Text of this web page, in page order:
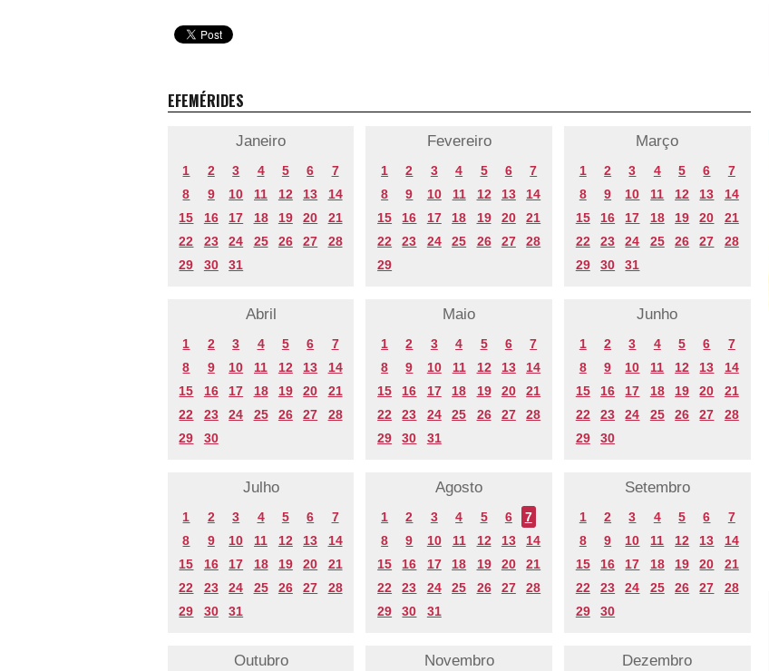
EFEMÉRIDES
Janeiro
1 2 3 4 5 6
7
8
9 10 11 12 13
14
15
16 17 18 19 20
21
22
23 24 25 26 27
28
29
30 31
Fevereiro
1 2 3 4 5 6
7
8
9 10 11 12 13
14
15
16 17 18 19 20
21
22
23 24 25 26 27
28
29
Março
1 2 3 4 5 6
7
8
9 10 11 12 13
14
15
16 17 18 19 20
21
22
23 24 25 26 27
28
29
30 31
Abril
1 2 3 4 5 6
7
8
9 10 11 12 13
14
15
16 17 18 19 20
21
22
23 24 25 26 27
28
29
30
Maio
1 2 3 4 5 6
7
8
9 10 11 12 13
14
15
16 17 18 19 20
21
22
23 24 25 26 27
28
29
30 31
Junho
1 2 3 4 5 6
7
8
9 10 11 12 13
14
15
16 17 18 19 20
21
22
23 24 25 26 27
28
29
30
Julho
1 2 3 4 5 6
7
8
9 10 11 12 13
14
15
16 17 18 19 20
21
22
23 24 25 26 27
28
29
30 31
Agosto
1 2 3 4 5 6
7
8
9 10 11 12 13
14
15
16 17 18 19 20
21
22
23 24 25 26 27
28
29
30 31
Setembro
1 2 3 4 5 6
7
8
9 10 11 12 13
14
15
16 17 18 19 20
21
22
23 24 25 26 27
28
29
30
Outubro Novembro Dezembro